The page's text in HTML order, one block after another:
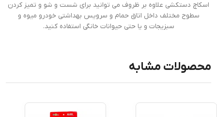
اسکاچ دستکشی علاوه بر ظروف می توانید برای شست و شو و تمیز کردن
سطوح مختلف داخل اتاق حمام و سرویس بهداشتی خودرو میوه و
سبزیجات و یا حتی حیوانات خانگی استفاده کنید.
محصولات مشابه